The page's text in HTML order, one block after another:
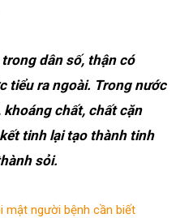
dân số, thận có
tiểu ra ngoài. Trong nước
chất, chất cặn
tinh lại tạo thành tinh
sỏi.
mật người bệnh cần biết